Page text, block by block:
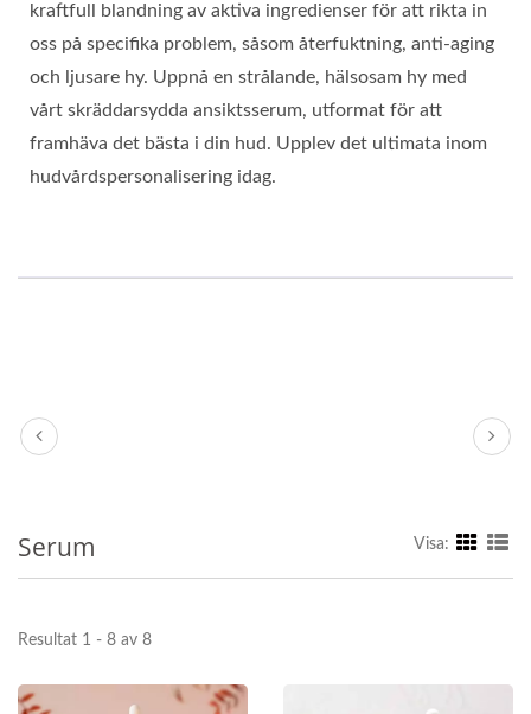
kraftfull blandning av aktiva ingredienser för att rikta in
oss på specifika problem, såsom återfuktning, anti-aging
och ljusare hy. Uppnå en strålande, hälsosam hy med
vårt skräddarsydda ansiktsserum, utformat för att
framhäva det bästa i din hud. Upplev det ultimata inom
hudvårdspersonalisering idag.
Serum Visa:
Resultat 1 - 8 av 8